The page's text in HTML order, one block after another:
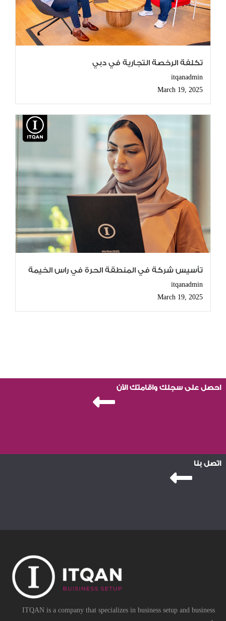
تكلفة الرخصة التجارية في دبي
itqanadmin
March 19, 2025
تأسيس شركة في المنطقة الحرة في راس الخيمة
itqanadmin
March 19, 2025
احصل على سجلك واقامتك الآن
اتصل بنا
ITQAN is a company that specializes in business setup and business